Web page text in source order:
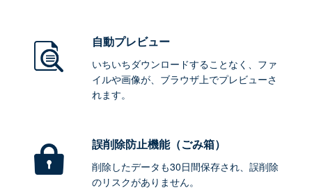
自動プレビュー
いちいちダウンロードすることなく、ファ
イルや画像が、ブラウザ上でプレビューさ
れます。
誤削除防止機能（ごみ箱）
削除したデータも30日間保存され、誤削除
のリスクがありません。